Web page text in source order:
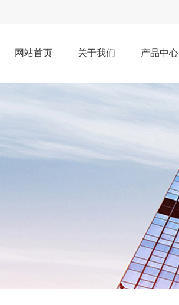
网站首页 关于我们 产品中心